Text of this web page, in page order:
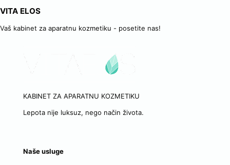
VITA ELOS
Vaš kabinet za aparatnu kozmetiku - posetite nas!
KABINET ZA APARATNU KOZMETIKU
Lepota nije luksuz, nego način života.
Naše usluge